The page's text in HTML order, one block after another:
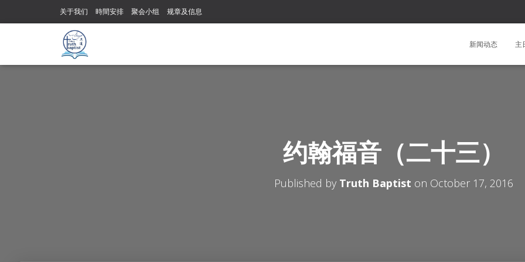
关于我们 時間安排 聚会小组 规章及信息
新闻动态 主
约翰福音（二十三）
Published by Truth Baptist on October 17, 2016